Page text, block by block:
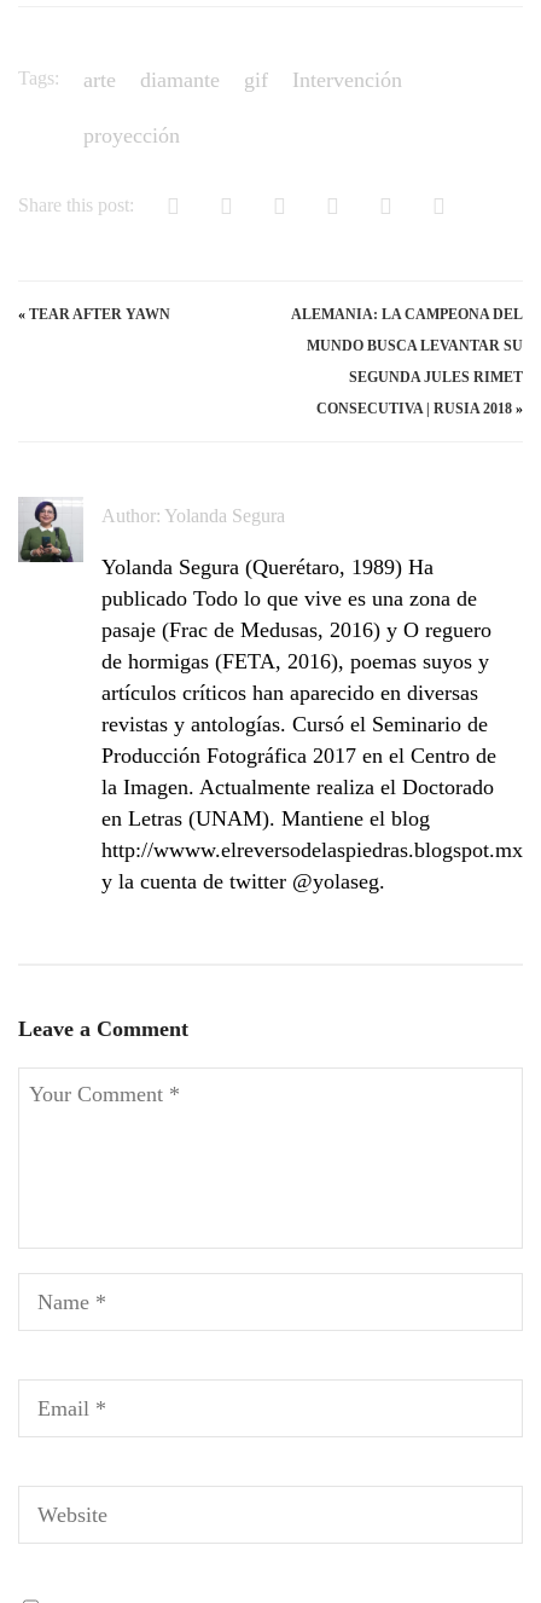
Tags: arte diamante gif Intervención
proyección
Share this post:
« TEAR AFTER YAWN
ALEMANIA: LA CAMPEONA DEL
MUNDO BUSCA LEVANTAR SU
SEGUNDA JULES RIMET
CONSECUTIVA | RUSIA 2018 »
Author: Yolanda Segura
Yolanda Segura (Querétaro, 1989) Ha
publicado Todo lo que vive es una zona de
pasaje (Frac de Medusas, 2016) y O reguero
de hormigas (FETA, 2016), poemas suyos y
artículos críticos han aparecido en diversas
revistas y antologías. Cursó el Seminario de
Producción Fotográfica 2017 en el Centro de
la Imagen. Actualmente realiza el Doctorado
en Letras (UNAM). Mantiene el blog
http://wwww.elreversodelaspiedras.blogspot.mx
y la cuenta de twitter @yolaseg.
Leave a Comment